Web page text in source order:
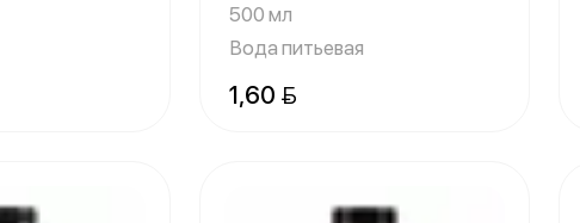
500 мл
Вода питьевая
1,60 